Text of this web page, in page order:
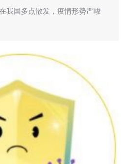
我国多点散发，疫情形势严峻